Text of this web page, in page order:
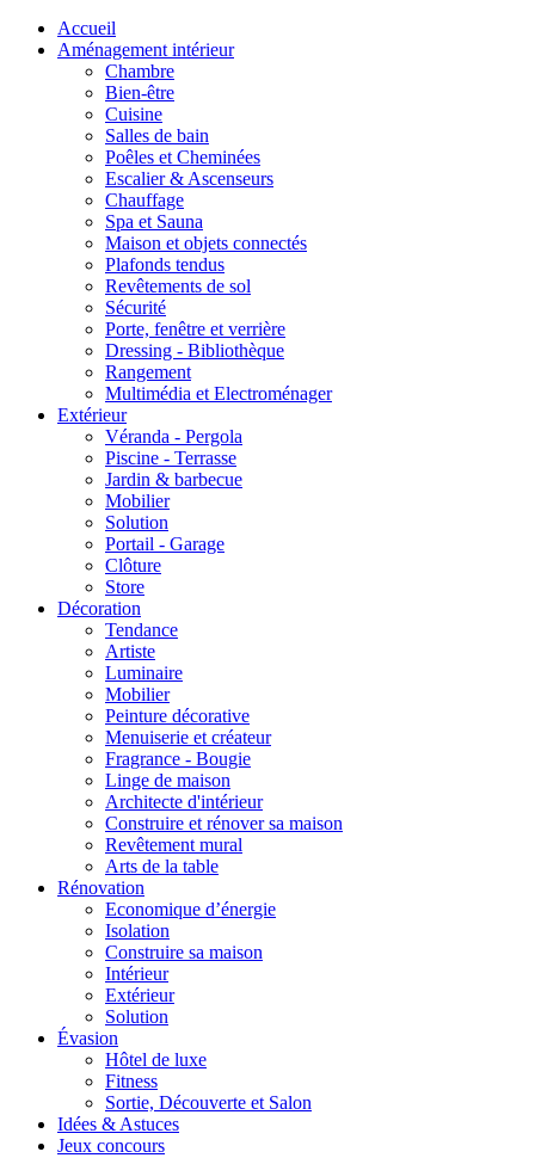
Accueil
Aménagement intérieur
Chambre
Bien-être
Cuisine
Salles de bain
Poêles et Cheminées
Escalier & Ascenseurs
Chauffage
Spa et Sauna
Maison et objets connectés
Plafonds tendus
Revêtements de sol
Sécurité
Porte, fenêtre et verrière
Dressing - Bibliothèque
Rangement
Multimédia et Electroménager
Extérieur
Véranda - Pergola
Piscine - Terrasse
Jardin & barbecue
Mobilier
Solution
Portail - Garage
Clôture
Store
Décoration
Tendance
Artiste
Luminaire
Mobilier
Peinture décorative
Menuiserie et créateur
Fragrance - Bougie
Linge de maison
Architecte d'intérieur
Construire et rénover sa maison
Revêtement mural
Arts de la table
Rénovation
Economique d’énergie
Isolation
Construire sa maison
Intérieur
Extérieur
Solution
Évasion
Hôtel de luxe
Fitness
Sortie, Découverte et Salon
Idées & Astuces
Jeux concours